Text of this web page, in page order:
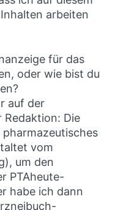
arbeiten
für das
oder wie bist du
auf der
Die
vom
um den
PTAheute-
habe ich dann